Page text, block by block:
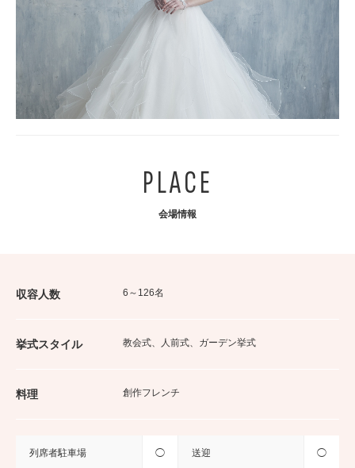
PLACE
会場情報
収容人数 6～126名
挙式スタイル 教会式、人前式、ガーデン挙式
料理 創作フレンチ
列席者駐車場 ◯ 送迎 ◯